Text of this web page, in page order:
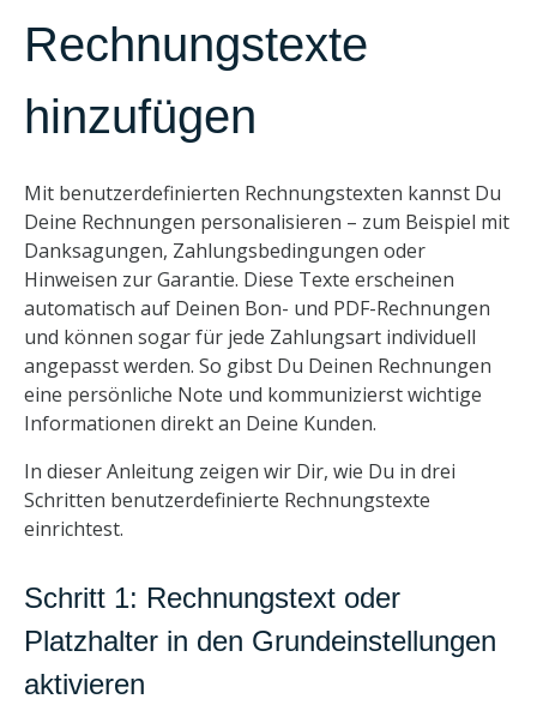
Rechnungstexte
hinzufügen
Mit benutzerdefinierten Rechnungstexten kannst Du
Deine Rechnungen personalisieren – zum Beispiel mit
Danksagungen, Zahlungsbedingungen oder
Hinweisen zur Garantie. Diese Texte erscheinen
automatisch auf Deinen Bon- und PDF-Rechnungen
und können sogar für jede Zahlungsart individuell
angepasst werden. So gibst Du Deinen Rechnungen
eine persönliche Note und kommunizierst wichtige
Informationen direkt an Deine Kunden.
In dieser Anleitung zeigen wir Dir, wie Du in drei
Schritten benutzerdefinierte Rechnungstexte
einrichtest.
Schritt 1: Rechnungstext oder
Platzhalter in den Grundeinstellungen
aktivieren